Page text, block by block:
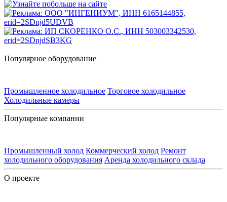
Популярное оборудование
Промышленное холодильное Торговое холодильное
Холодильные камеры
Популярные компании
Промышленный холод Коммерческий холод Ремонт
холодильного оборудования Аренда холодильного склада
О проекте